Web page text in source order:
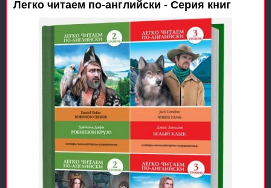
Легко читаем по-английски - Серия книг